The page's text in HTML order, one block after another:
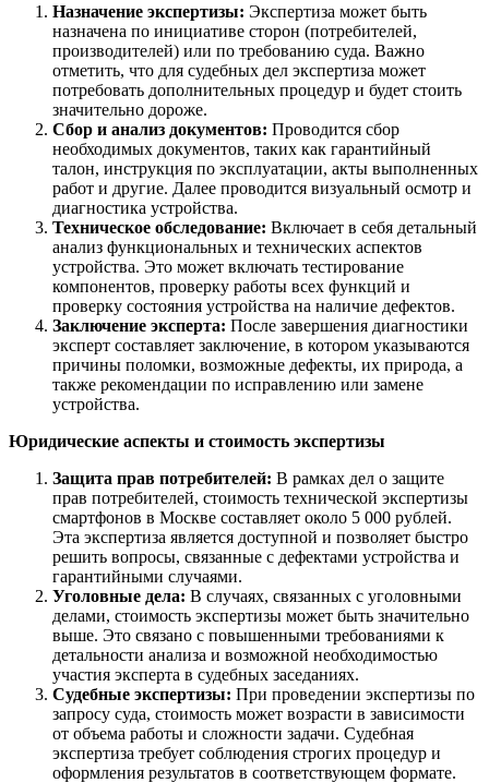
Назначение экспертизы: Экспертиза может быть
назначена по инициативе сторон (потребителей,
производителей) или по требованию суда. Важно
отметить, что для судебных дел экспертиза может
потребовать дополнительных процедур и будет стоить
значительно дороже.
Сбор и анализ документов: Проводится сбор
необходимых документов, таких как гарантийный
талон, инструкция по эксплуатации, акты выполненных
работ и другие. Далее проводится визуальный осмотр и
диагностика устройства.
Техническое обследование: Включает в себя детальный
анализ функциональных и технических аспектов
устройства. Это может включать тестирование
компонентов, проверку работы всех функций и
проверку состояния устройства на наличие дефектов.
Заключение эксперта: После завершения диагностики
эксперт составляет заключение, в котором указываются
причины поломки, возможные дефекты, их природа, а
также рекомендации по исправлению или замене
устройства.
Юридические аспекты и стоимость экспертизы
Защита прав потребителей: В рамках дел о защите
прав потребителей, стоимость технической экспертизы
смартфонов в Москве составляет около 5 000 рублей.
Эта экспертиза является доступной и позволяет быстро
решить вопросы, связанные с дефектами устройства и
гарантийными случаями.
Уголовные дела: В случаях, связанных с уголовными
делами, стоимость экспертизы может быть значительно
выше. Это связано с повышенными требованиями к
детальности анализа и возможной необходимостью
участия эксперта в судебных заседаниях.
Судебные экспертизы: При проведении экспертизы по
запросу суда, стоимость может возрасти в зависимости
от объема работы и сложности задачи. Судебная
экспертиза требует соблюдения строгих процедур и
оформления результатов в соответствующем формате.